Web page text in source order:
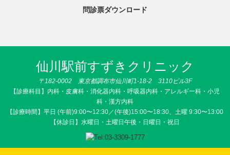
問診票ダウンロード
仙川駅前すずきクリニック
〒182-0002 東京都調布市仙川町1-18-2 3110ビル3F
【診療科目】内科・皮膚科・消化器内科・呼吸器内科・アレルギー科・小児
科・漢方内科
【診療時間】平日 (午前)9:00〜12:30／(午後)15:00〜18:30、土曜 9:30〜13:00
【休診日】水曜日・土曜日午後・日曜日・祝日